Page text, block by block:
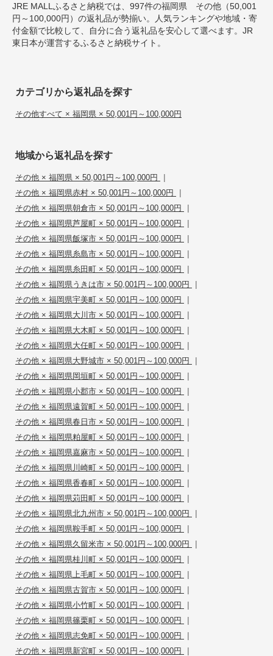
JRE MALLふるさと納税では、997件の福岡県 その他（50,001
円～100,000円）の返礼品が勢揃い。人気ランキングや地域・寄
付金額で比較して、自分に合う返礼品を安心して選べます。JR
東日本が運営するふるさと納税サイト。
カテゴリから返礼品を探す
その他すべて × 福岡県 × 50,001円～100,000円
地域から返礼品を探す
その他 × 福岡県 × 50,001円～100,000円 |
その他 × 福岡県赤村 × 50,001円～100,000円 |
その他 × 福岡県朝倉市 × 50,001円～100,000円 |
その他 × 福岡県芦屋町 × 50,001円～100,000円 |
その他 × 福岡県飯塚市 × 50,001円～100,000円 |
その他 × 福岡県糸島市 × 50,001円～100,000円 |
その他 × 福岡県糸田町 × 50,001円～100,000円 |
その他 × 福岡県うきは市 × 50,001円～100,000円 |
その他 × 福岡県宇美町 × 50,001円～100,000円 |
その他 × 福岡県大川市 × 50,001円～100,000円 |
その他 × 福岡県大木町 × 50,001円～100,000円 |
その他 × 福岡県大任町 × 50,001円～100,000円 |
その他 × 福岡県大野城市 × 50,001円～100,000円 |
その他 × 福岡県岡垣町 × 50,001円～100,000円 |
その他 × 福岡県小郡市 × 50,001円～100,000円 |
その他 × 福岡県遠賀町 × 50,001円～100,000円 |
その他 × 福岡県春日市 × 50,001円～100,000円 |
その他 × 福岡県粕屋町 × 50,001円～100,000円 |
その他 × 福岡県嘉麻市 × 50,001円～100,000円 |
その他 × 福岡県川崎町 × 50,001円～100,000円 |
その他 × 福岡県香春町 × 50,001円～100,000円 |
その他 × 福岡県苅田町 × 50,001円～100,000円 |
その他 × 福岡県北九州市 × 50,001円～100,000円 |
その他 × 福岡県鞍手町 × 50,001円～100,000円 |
その他 × 福岡県久留米市 × 50,001円～100,000円 |
その他 × 福岡県桂川町 × 50,001円～100,000円 |
その他 × 福岡県上毛町 × 50,001円～100,000円 |
その他 × 福岡県古賀市 × 50,001円～100,000円 |
その他 × 福岡県小竹町 × 50,001円～100,000円 |
その他 × 福岡県篠栗町 × 50,001円～100,000円 |
その他 × 福岡県志免町 × 50,001円～100,000円 |
その他 × 福岡県新宮町 × 50,001円～100,000円 |